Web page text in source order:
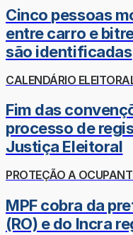
Cinco pessoas
entre carro e
são identificadas
CALENDÁRIO
Fim das
processo de
Justiça Eleitoral
PROTEÇÃO A
MPF cobra da
(RO) e do Incra